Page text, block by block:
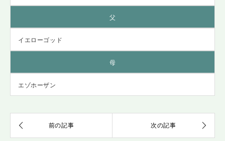
父
イエローゴッド
母
エゾホーザン